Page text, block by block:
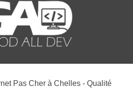
Pas Cher à Chelles - Qualité